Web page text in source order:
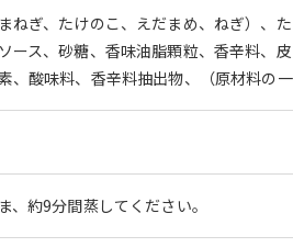
ねぎ、たけのこ、えだまめ、ねぎ）、
ース、砂糖、香味油脂顆粒、香辛料、
、酸味料、香辛料抽出物、（原材料の一
、約9分間蒸してください。